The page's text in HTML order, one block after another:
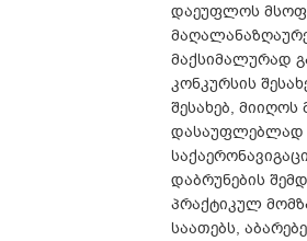
დაეუფლოს
მაქსიმალურად
კონკურსის
შესახებ,
დასაუფლებლად
დაბრუნების
პრაქტიკულ
საათებს,